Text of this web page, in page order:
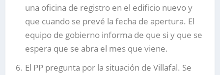
una oficina de registro en el edificio nuevo y
que cuando se prevé la fecha de apertura. El
equipo de gobierno informa de que si y que se
espera que se abra el mes que viene.
El PP pregunta por la situación de Villafal. Se